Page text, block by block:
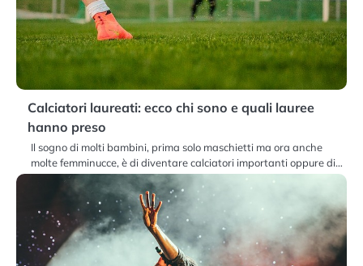
Calciatori laureati: ecco chi sono e quali lauree
hanno preso
Il sogno di molti bambini, prima solo maschietti ma ora anche
molte femminucce, è di diventare calciatori importanti oppure di…